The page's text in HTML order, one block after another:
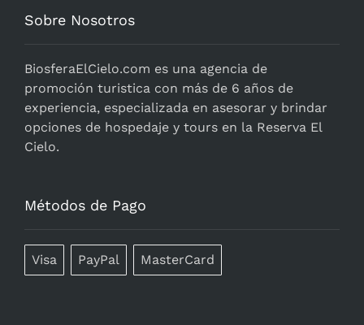
Sobre Nosotros
BiosferaElCielo.com es una agencia de
promoción turistica con más de 6 años de
experiencia, especializada en asesorar y brindar
opciones de hospedaje y tours en la Reserva El
Cielo.
Métodos de Pago
Visa PayPal MasterCard